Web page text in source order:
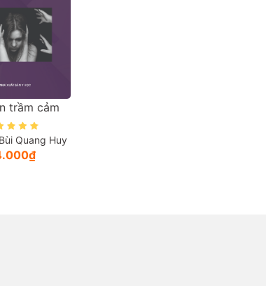
trầm cảm
Quang Huy